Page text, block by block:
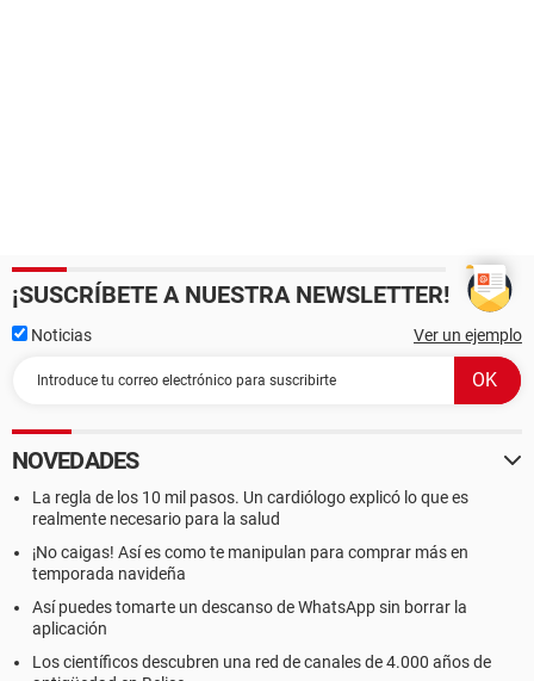
¡SUSCRÍBETE A NUESTRA NEWSLETTER!
Noticias Ver un ejemplo
NOVEDADES
La regla de los 10 mil pasos. Un cardiólogo explicó lo que es
realmente necesario para la salud
¡No caigas! Así es como te manipulan para comprar más en
temporada navideña
Así puedes tomarte un descanso de WhatsApp sin borrar la
aplicación
Los científicos descubren una red de canales de 4.000 años de